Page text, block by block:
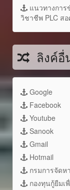
แนวทางการ
วิชาชีพ PLC สอ
ลิงค์อื่
Google
Facebook
Youtube
Sanook
Gmail
Hotmail
กรมการจัดห
กองทุนกู้ยืมเ